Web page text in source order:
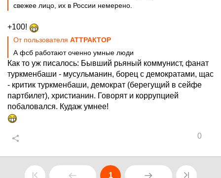
свежее лицо, их в России немерено.
+100!
От пользователя АТТРАКТОР
А фсб работают оченно умные люди
Как то уж писалось: Бывший рьяный коммунист, фанат
туркменбаши - мусульманин, борец с демократами, щас
- критик туркменбаши, демократ (берегущий в сейфе
партбилет), христианин. Говорят и коррупцией
побаловался. Кудаж умнее!
0
1